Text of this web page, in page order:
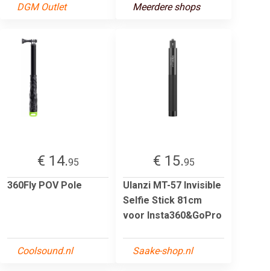
DGM Outlet Meerdere shops
€ 14.95
360Fly POV Pole
Coolsound.nl
€ 15.95
Ulanzi MT-57 Invisible
Selfie Stick 81cm
voor Insta360&GoPro
Saake-shop.nl